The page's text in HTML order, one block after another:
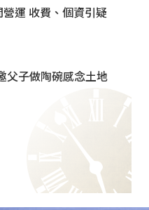
運 收費、個資引疑
父子做陶碗感念土地